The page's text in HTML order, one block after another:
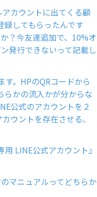
カウントに出てくる顧
してもらったんです
？今友達追加で、10%オ
発行できないって記載し
。HPのQRコードから
らかの流入かが分からな
公式のアカウントを２
ウントを存在させる、
LINE公式アカウント』
マニュアルってどちらか